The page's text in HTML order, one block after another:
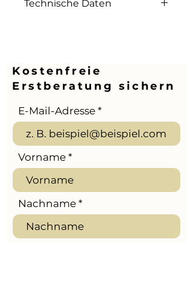
Technische Daten
Kostenfreie
Erstberatung sichern
E-Mail-Adresse
Vorname
Nachname